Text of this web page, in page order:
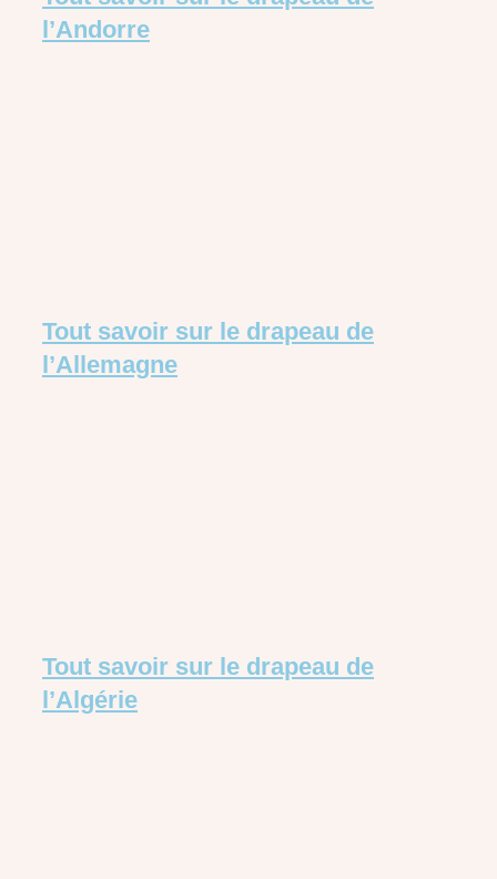
l’Andorre
Tout savoir sur le drapeau de
l’Allemagne
Tout savoir sur le drapeau de
l’Algérie